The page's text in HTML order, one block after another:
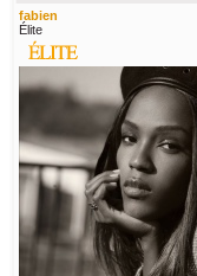
fabien
Élite